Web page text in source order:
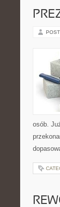
osób.